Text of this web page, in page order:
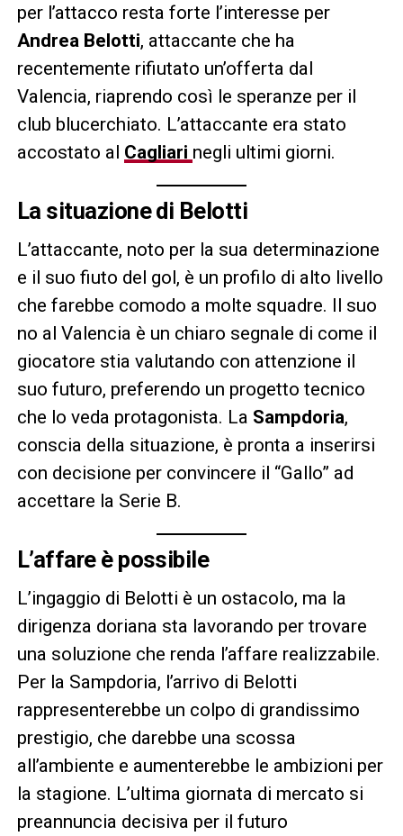
per l’attacco resta forte l’interesse per
Andrea Belotti, attaccante che ha
recentemente rifiutato un’offerta dal
Valencia, riaprendo così le speranze per il
club blucerchiato. L’attaccante era stato
accostato al Cagliari negli ultimi giorni.
La situazione di Belotti
L’attaccante, noto per la sua determinazione
e il suo fiuto del gol, è un profilo di alto livello
che farebbe comodo a molte squadre. Il suo
no al Valencia è un chiaro segnale di come il
giocatore stia valutando con attenzione il
suo futuro, preferendo un progetto tecnico
che lo veda protagonista. La Sampdoria,
conscia della situazione, è pronta a inserirsi
con decisione per convincere il “Gallo” ad
accettare la Serie B.
L’affare è possibile
L’ingaggio di Belotti è un ostacolo, ma la
dirigenza doriana sta lavorando per trovare
una soluzione che renda l’affare realizzabile.
Per la Sampdoria, l’arrivo di Belotti
rappresenterebbe un colpo di grandissimo
prestigio, che darebbe una scossa
all’ambiente e aumenterebbe le ambizioni per
la stagione. L’ultima giornata di mercato si
preannuncia decisiva per il futuro